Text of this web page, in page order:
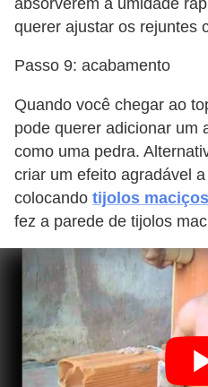
querer ajustar os rejuntes
Passo 9: acabamento
Quando você chegar ao
pode querer adicionar um
como uma pedra.
criar um efeito agradável
colocando tijolos
fez a parede de tijolos